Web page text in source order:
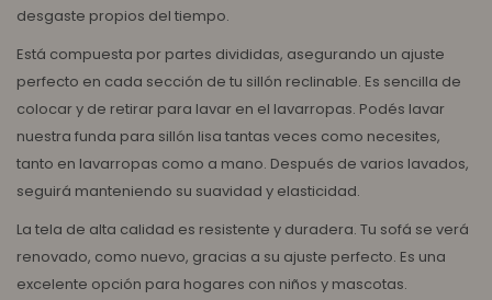
desgaste propios del tiempo.
Está compuesta por partes divididas, asegurando un ajuste
perfecto en cada sección de tu sillón reclinable. Es sencilla de
colocar y de retirar para lavar en el lavarropas. Podés lavar
nuestra funda para sillón lisa tantas veces como necesites,
tanto en lavarropas como a mano. Después de varios lavados,
seguirá manteniendo su suavidad y elasticidad.
La tela de alta calidad es resistente y duradera. Tu sofá se verá
renovado, como nuevo, gracias a su ajuste perfecto. Es una
excelente opción para hogares con niños y mascotas.